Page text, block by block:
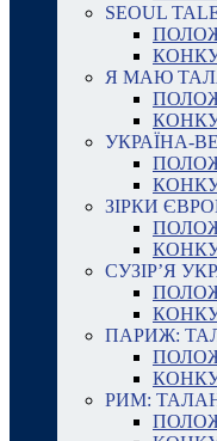
SEOUL
Я МАЮ
УКРАЇНА-
ЗІРКИ
СУЗІР’Я
ПАРИЖ:
РИМ: